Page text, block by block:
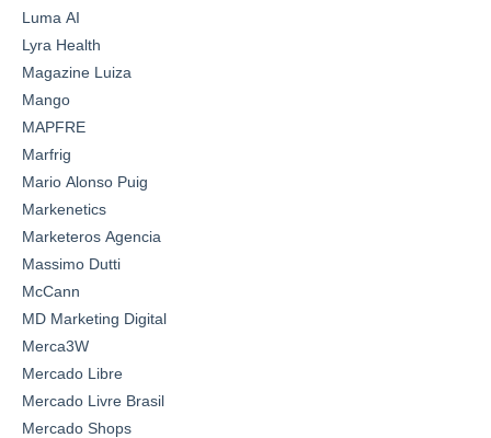
Luma AI
Lyra Health
Magazine Luiza
Mango
MAPFRE
Marfrig
Mario Alonso Puig
Markenetics
Marketeros Agencia
Massimo Dutti
McCann
MD Marketing Digital
Merca3W
Mercado Libre
Mercado Livre Brasil
Mercado Shops